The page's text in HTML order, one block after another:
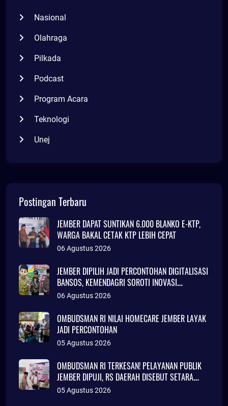
Nasional
Olahraga
Pilkada
Podcast
Program Acara
Teknologi
Unej
Postingan Terbaru
JEMBER DAPAT SUNTIKAN 6.000 BLANKO E-KTP,
WARGA BAKAL CETAK KTP LEBIH CEPAT
06 Agustus 2026
JEMBER DIPILIH JADI PERCONTOHAN DIGITALISASI
BANSOS, KEMENDAGRI SOROTI INOVASI
ADMINDUK
06 Agustus 2026
OMBUDSMAN RI NILAI HOMECARE JEMBER LAYAK
JADI PERCONTOHAN
05 Agustus 2026
OMBUDSMAN RI TERKESAN! PELAYANAN PUBLIK
JEMBER DIPUJI, RS DAERAH DISEBUT SETARA
KLINIK JAKARTA
05 Agustus 2026